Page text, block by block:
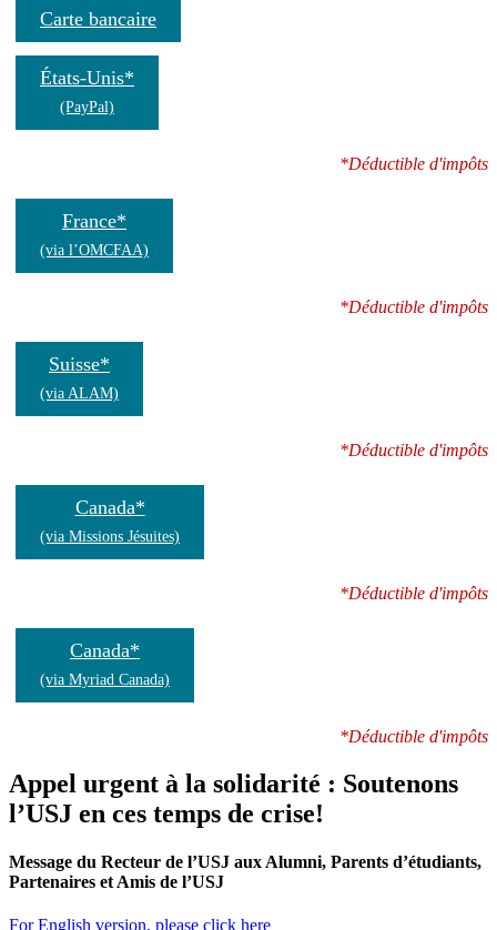
Carte bancaire
États-Unis*
(PayPal)
*Déductible d'impôts
France*
(via l’OMCFAA)
*Déductible d'impôts
Suisse*
(via ALAM)
*Déductible d'impôts
Canada*
(via Missions Jésuites)
*Déductible d'impôts
Canada*
(via Myriad Canada)
*Déductible d'impôts
Appel urgent à la solidarité : Soutenons
l’USJ en ces temps de crise!
Message du Recteur de l’USJ aux Alumni, Parents d’étudiants,
Partenaires et Amis de l’USJ
For English version, please click here